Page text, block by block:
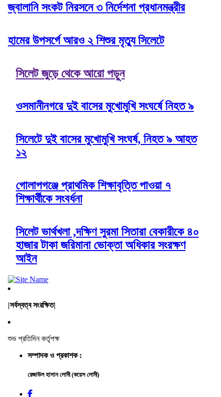
জ্বালানি সংকট নিরসনে ৩ নির্দেশনা প্রধানমন্ত্রীর
হামের উপসর্গে আরও ২ শিশুর মৃত্যু সিলেটে
সিলেট জুড়ে থেকে আরো পড়ুন
ওসমানীনগরে দুই বাসের মুখোমুখি সংঘর্ষে নিহত ৯
সিলেটে দুই বাসের মুখোমুখি সংঘর্ষ, নিহত ৯ আহত
১২
গোলাপগঞ্জে প্রাথমিক শিক্ষাবৃত্তি পাওয়া ৭
শিক্ষার্থীকে সংবর্ধনা
সিলেট ভার্থখলা ,দক্ষিণ সুরমা সিতারা বেকারীকে ৪০
হাজার টাকা জরিমানা ভোক্তা অধিকার সংরক্ষণ
আইন
|সর্বস্বত্ব সংরক্ষিত|
শুভ প্রতিদিন কর্তৃপক্ষ
সম্পাদক ও প্রকাশক :
রেজাউল হাসান লোদী (কয়েস লোদী)